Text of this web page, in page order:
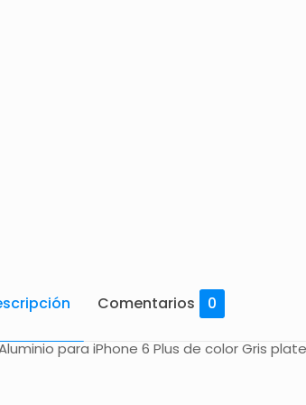
Comentarios 0
para iPhone 6 Plus de color Gris